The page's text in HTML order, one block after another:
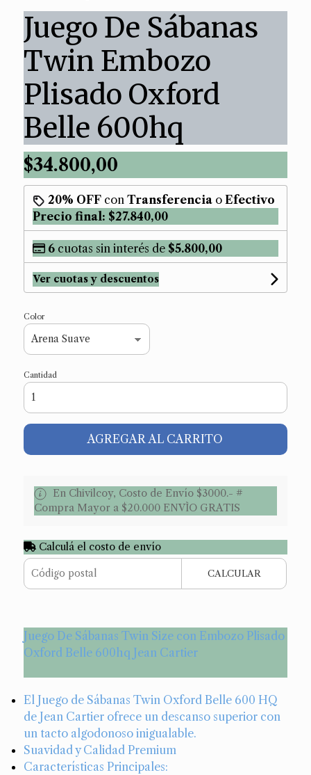
Juego De Sábanas
Twin Embozo
Plisado Oxford
Belle 600hq
$34.800,00
20% OFFcon Transferenciao Efectivo
Precio final: $27.840,00
6cuotas sin interés de $5.800,00
Ver cuotas y descuentos
Color
Cantidad
AGREGAR AL CARRITO
En Chivilcoy, Costo de Envío $3000.- #
Compra Mayor a $20.000 ENVÌO GRATIS
Calculá el costo de envío
CALCULAR
Juego De Sábanas Twin Size con Embozo Plisado
Oxford Belle 600hq Jean Cartier
El Juego de Sábanas Twin Oxford Belle 600 HQ
de Jean Cartier ofrece un descanso superior con
un tacto algodonoso inigualable.
Suavidad y Calidad Premium
Características Principales: